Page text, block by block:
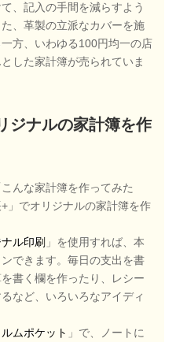
、記入の手間を減らすよう
、革製の立派なカバーを施
方、いわゆる100円均一の店
した家計簿が売られていま
ジナルの家計簿を作
んな家計簿を作ってみた
」でオリジナルの家計簿を作
ル印刷 」を使用すれば、本
できます。毎日の支出を書
書く欄を作ったり、レシー
など、いろいろなアイディ
ムポケット 」で、ノートに